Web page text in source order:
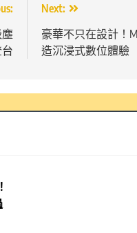
塵
台
Next:
豪華不只在設計！
造沉浸式數位體驗